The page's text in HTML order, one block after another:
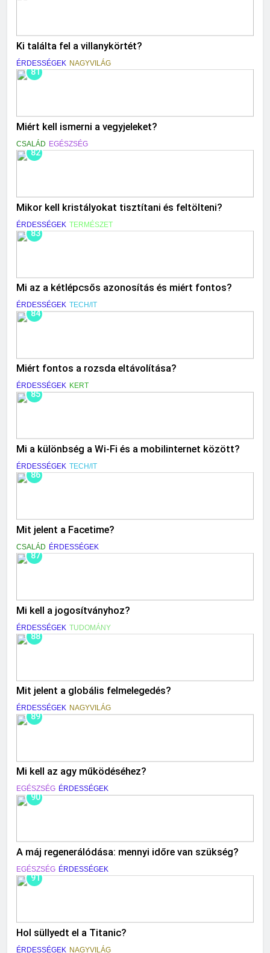
Ki találta fel a villanykörtét?
ÉRDESSÉGEK NAGYVILÁG
81
Miért kell ismerni a vegyjeleket?
CSALÁD EGÉSZSÉG
82
Mikor kell kristályokat tisztítani és feltölteni?
ÉRDESSÉGEK TERMÉSZET
83
Mi az a kétlépcsős azonosítás és miért fontos?
ÉRDESSÉGEK TECH/IT
84
Miért fontos a rozsda eltávolítása?
ÉRDESSÉGEK KERT
85
Mi a különbség a Wi-Fi és a mobilinternet között?
ÉRDESSÉGEK TECH/IT
86
Mit jelent a Facetime?
CSALÁD ÉRDESSÉGEK
87
Mi kell a jogosítványhoz?
ÉRDESSÉGEK TUDOMÁNY
88
Mit jelent a globális felmelegedés?
ÉRDESSÉGEK NAGYVILÁG
89
Mi kell az agy működéséhez?
EGÉSZSÉG ÉRDESSÉGEK
90
A máj regenerálódása: mennyi időre van szükség?
EGÉSZSÉG ÉRDESSÉGEK
91
Hol süllyedt el a Titanic?
ÉRDESSÉGEK NAGYVILÁG